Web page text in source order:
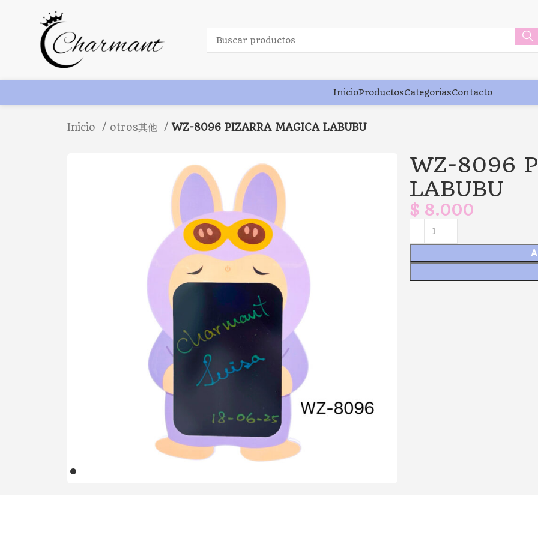
InicioProductosCategoriasContacto
Inicio otros其他 WZ-8096 PIZARRA MAGICA LABUBU
WZ-8096
LABUBU
$ 8.000